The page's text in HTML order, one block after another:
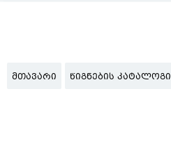
ᲛᲗᲐᲕᲐᲠᲘ ᲬᲘᲒᲜᲔᲑᲘᲡ ᲙᲐᲢᲐᲚᲝᲒᲘ